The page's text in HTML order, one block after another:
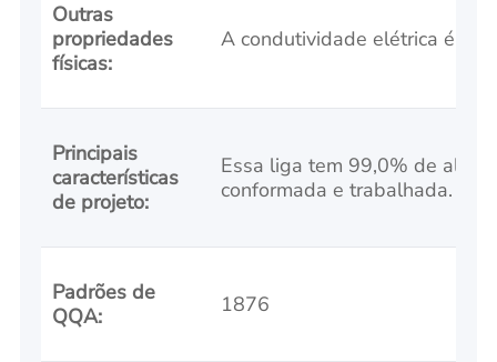
Outras
propriedades
físicas:
A condutividade elétrica é de
Principais
características
de projeto:
Essa liga tem 99,0% de
conformada e trabalhada.
Padrões de
QQA:
1876